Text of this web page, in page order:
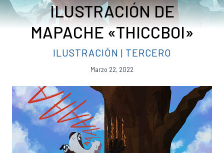
ILUSTRACIÓN DE
MAPACHE «THICCBOI»
ILUSTRACIÓN | TERCERO
Marzo 22, 2022